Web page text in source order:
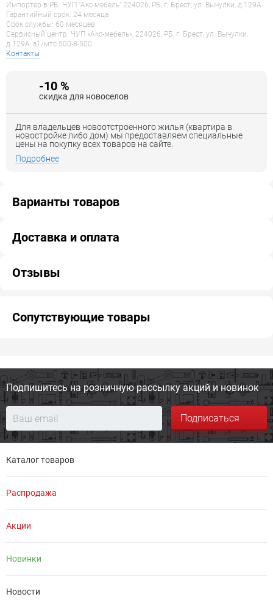
Импортер в РБ: ЧУП "Акс-мебель" 224026, РБ, г. Брест, ул. Вычулки, д.129А
Гарантийный срок: 24 месяца
Срок службы: 60 месяцев
Сервисный центр: ЧУП «Акс-мебель», 224026, РБ, г. Брест, ул. Вычулки,
д.129А, a1/мтс 500-8-500
Контакты
-10 %
скидка для новоселов
Для владельцев новоотстроенного жилья (квартира в
новостройке либо дом) мы предоставляем специальные
цены на покупку всех товаров на сайте.
Подробнее
Варианты товаров
Доставка и оплата
Отзывы
Сопутствующие товары
Подпишитесь на розничную рассылку акций и новинок
Подписаться
Каталог товаров
Распродажа
Акции
Новинки
Новости